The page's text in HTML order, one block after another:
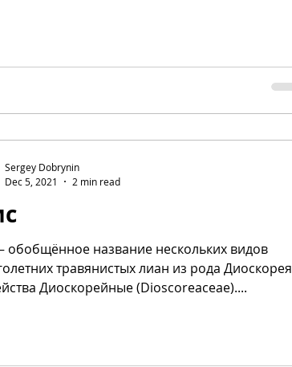
обобщённое название нескольких видов
травянистых лиан из рода Диоскорея
Диоскорейные (Dioscoreaceae)....
Sergey Dobrynin
Dec 5, 2021
2 min read